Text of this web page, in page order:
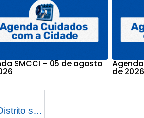
SMCCI – 05 de agosto
de 2026
Representantes de bairros do 2º Distrito são recebidos pela prefeita em exercício